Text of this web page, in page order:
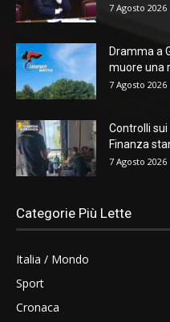
7 Agosto 2026
Dramma a
muore una
7 Agosto 2026
Controlli sui
Finanza
7 Agosto 2026
Categorie Più Lette
Italia / Mondo
Sport
Cronaca